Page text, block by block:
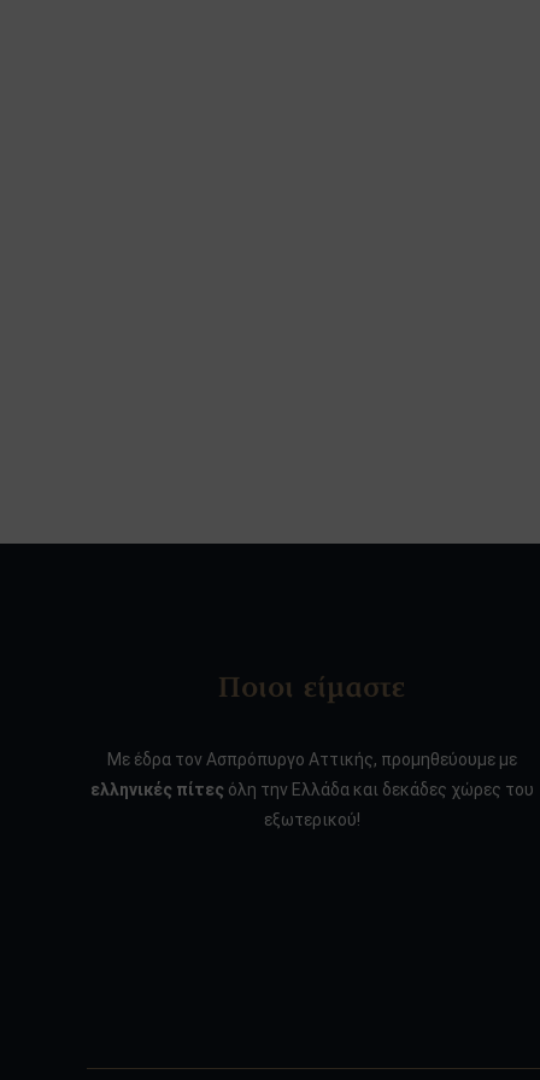
Ποιοι είμαστε
Με έδρα τον Ασπρόπυργο Αττικής, προμηθεύουμε με
ελληνικές πίτεςόλη την Ελλάδα και δεκάδες χώρες του
εξωτερικού!